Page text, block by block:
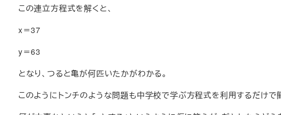
この連立方程式を解くと、
x＝37
y＝63
となり、つると亀が何匹いたかがわかる。
このようにトンチのような問題も中学校で学ぶ方程式を利用するだけで